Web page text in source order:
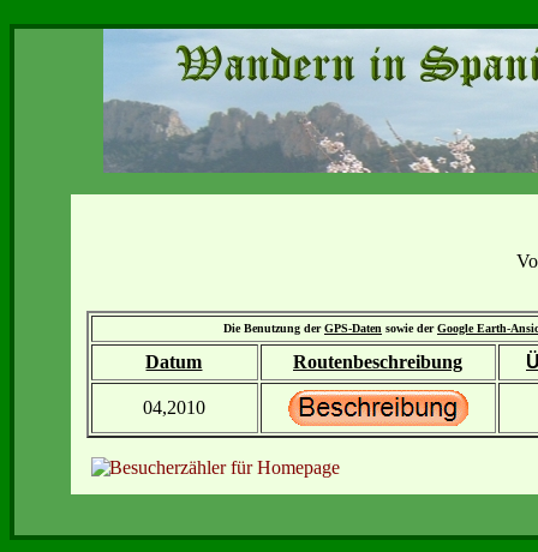
Die Benutzung derGPS-Daten sowie derGoogle Earth-
Datum Routenbeschreibung
04,2010